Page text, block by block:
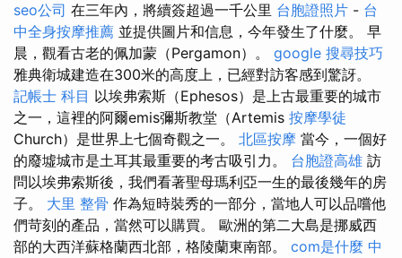
seo公司 在三年內，將續簽超過一千公里 台胞證照片 - 台
中全身按摩推薦 並提供圖片和信息，今年發生了什麼。 早
晨，觀看古老的佩加蒙（Pergamon）。 google 搜尋技巧
雅典衛城建造在300米的高度上，已經對訪客感到驚訝。
記帳士 科目 以埃弗索斯（Ephesos）是上古最重要的城市
之一，這裡的阿爾emis彌斯教堂（Artemis 按摩學徒
Church）是世界上七個奇觀之一。 北區按摩 當今，一個好
的廢墟城市是土耳其最重要的考古吸引力。 台胞證高雄 訪
問以埃弗索斯後，我們看著聖母瑪利亞一生的最後幾年的房
子。 大里 整骨 作為短時裝秀的一部分，當地人可以品嚐他
們苛刻的產品，當然可以購買。 歐洲的第二大島是挪威西
部的大西洋蘇格蘭西北部，格陵蘭東南部。 com是什麼 中